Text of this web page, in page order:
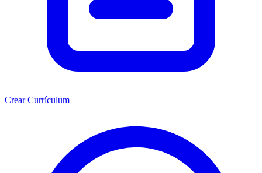
Crear Currículum